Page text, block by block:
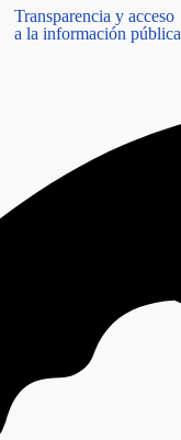
Transparencia y acceso
a la información pública